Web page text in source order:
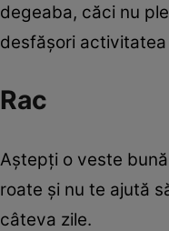
degeaba, căci nu
desfăşori
Rac
Aştepţi o veste
roate şi nu te ajută
câteva zile.